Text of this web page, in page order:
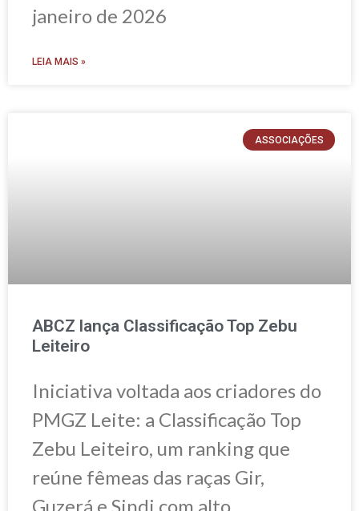
janeiro de 2026
LEIA MAIS »
ASSOCIAÇÕES
ABCZ lança Classificação Top Zebu
Leiteiro
Iniciativa voltada aos criadores do
PMGZ Leite: a Classificação Top
Zebu Leiteiro, um ranking que
reúne fêmeas das raças Gir,
Guzerá e Sindi com alto